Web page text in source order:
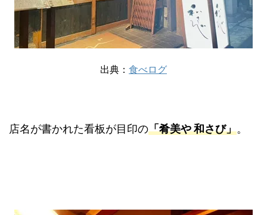
出典： 食べログ
店名が書かれた看板が目印の「肴美や 和さび」。